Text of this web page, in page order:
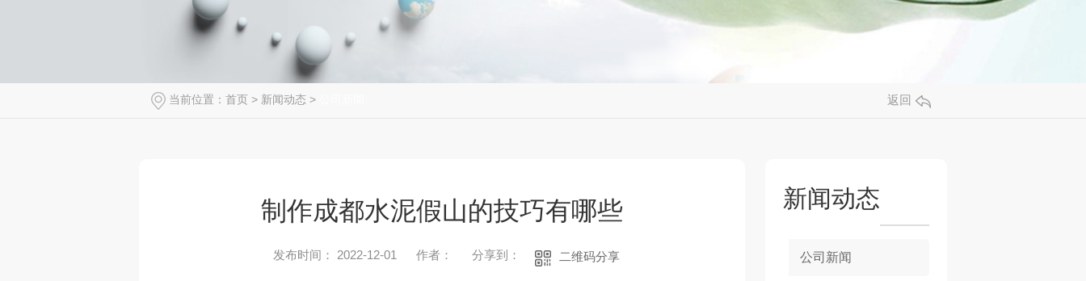
当前位置： 首页 > 新闻动态 > 返回
制作成都水泥假山的技巧有哪些
发布时间： 2022-12-01 作者： 分享到： 二维码分享
新闻动态
公司新闻